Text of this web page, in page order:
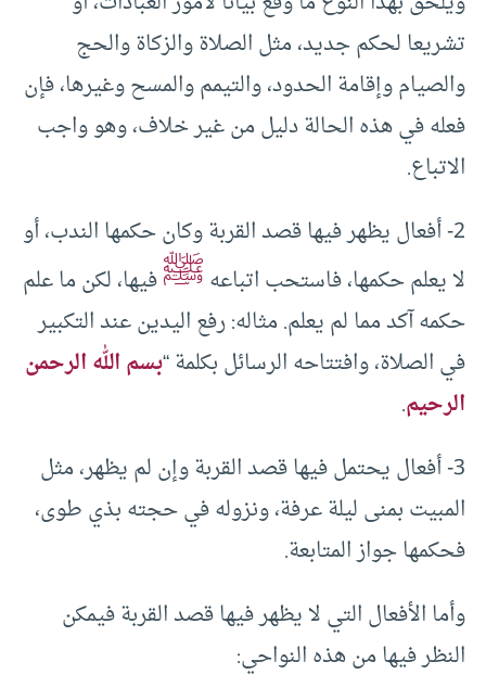
تشريعا لحكم جديد، مثل الصلاة والزكاة والحج
والصيام وإقامة الحدود، والتيمم والمسح وغيرها، فإن
فعله في هذه الحالة دليل من غير خلاف، وهو واجب
الاتباع.
2- أفعال يظهر فيها قصد القربة وكان حكمها الندب، أو
لا يعلم حكمها، فاستحب اتباعهﷺفيها، لكن ما علم
حكمه آكد مما لم يعلم. مثاله: رفع اليدين عند التكبير
في الصلاة، وافتتاحه الرسائل بكلمة “بسم الله الرحمن
الرحيم.
3- أفعال يحتمل فيها قصد القربة وإن لم يظهر، مثل
المبيت بمنى ليلة عرفة، ونزوله في حجته بذي طوى،
فحكمها جواز المتابعة.
وأما الأفعال التي لا يظهر فيها قصد القربة فيمكن
النظر فيها من هذه النواحي: